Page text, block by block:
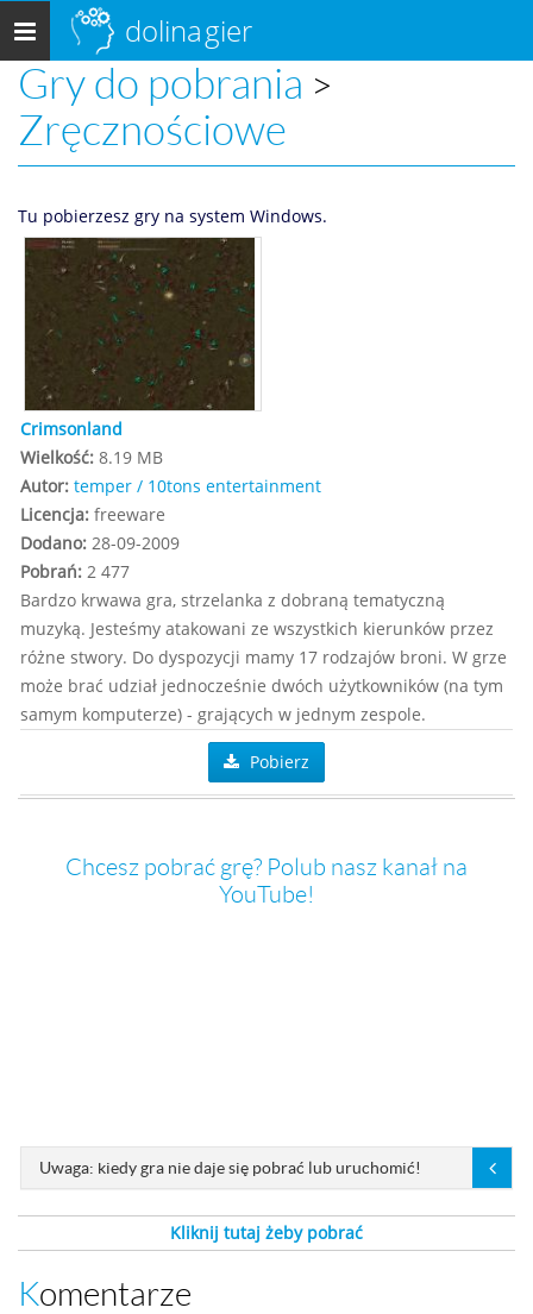
Menu
główne
dolinagier
Gry do pobrania >
Zręcznościowe
Tu pobierzesz gry na system Windows.
Crimsonland
Wielkość: 8.19 MB
Autor: temper / 10tons entertainment
Licencja: freeware
Dodano: 28-09-2009
Pobrań: 2 477
Bardzo krwawa gra, strzelanka z dobraną tematyczną
muzyką. Jesteśmy atakowani ze wszystkich kierunków przez
różne stwory. Do dyspozycji mamy 17 rodzajów broni. W grze
może brać udział jednocześnie dwóch użytkowników (na tym
samym komputerze) - grających w jednym zespole.
Pobierz
Chcesz pobrać grę? Polub nasz kanał na
YouTube!
Uwaga: kiedy gra nie daje się pobrać lub uruchomić!
Kliknij tutaj żeby pobrać
Komentarze